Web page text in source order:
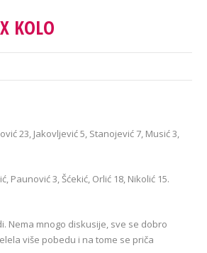
KOLO
23, Jakovljević 5, Stanojević 7, Musić 3,
Paunović 3, Šćekić, Orlić 18, Nikolić 15.
Nema mnogo diskusije, sve se dobro
više pobedu i na tome se priča